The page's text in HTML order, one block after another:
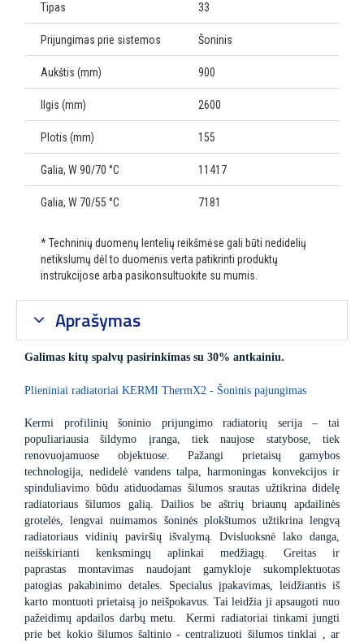
Tipas 33
Prijungimas prie sistemos Šoninis
Aukštis (mm) 900
Ilgis (mm) 2600
Plotis (mm) 155
Galia, W 90/70 °C 11417
Galia, W 70/55 °C 7181
* Techninių duomenų lentelių reikšmėse gali būti nedidelių
netikslumų dėl to duomenis verta patikrinti produktų
instrukcijose arba pasikonsultuokite su mumis.
Aprašymas
Galimas kitų spalvų pasirinkimas su 30% antkainiu.
Plieniniai radiatoriai KERMI ThermX2 - Šoninis pajungimas
Kermi profilinių šoninio prijungimo radiatorių serija – tai
populiariausia šildymo įranga, tiek naujose statybose, tiek
renovuojamuose objektuose. Pažangi prietaisų gamybos
technologija, nedidelė vandens talpa, harmoningas konvekcijos ir
spinduliavimo būdu atiduodamas šilumos srautas užtikrina didelę
radiatoriaus šilumos galią. Dailios be aštrių briaunų apdailinės
grotelės, lengvai nuimamos šoninės plokštumos užtikrina lengvą
radiatoriaus vidinių paviršių išvalymą. Dvisluoksnė lako danga,
neišskirianti kenksmingų aplinkai medžiagų. Greitas ir
paprastas montavimas naudojant gamykloje sukomplektuotas
patogias pakabinimo detales. Specialus įpakavimas, leidžiantis iš
karto montuoti prietaisą jo neišpokavus. Tai leidžia ji apsaugoti nuo
pažeidimų apdailos darbų metu. Kermi radiatoriai tinkami jungti
prie bet kokio šilumos šaltinio - centralizuoti šilumos tinklai , ar